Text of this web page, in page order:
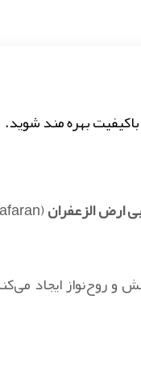
بهره مند شوید.
ارض الزعفران
و روح‌نواز ایجاد